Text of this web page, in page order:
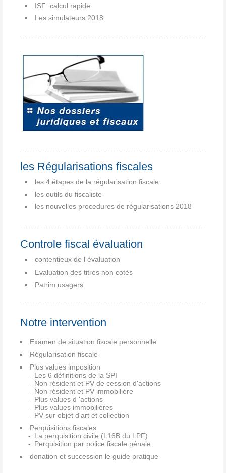
ISF :calcul rapide
Les simulateurs 2018
les Régularisations fiscales
les 4 étapes de la régularisation fiscale
les outils du fiscaliste
les nouvelles procedures de régularisations 2018
Controle fiscal évaluation
contentieux de l évaluation
Evaluation des titres non cotés
Patrim usagers
Notre intervention
Examen de situation fiscale personnelle
Régularisation fiscale
Plus values imposition
Les 6 définitions de la SPI
Non résident et PV de cession d'actions
Non résident et PV immobilière
Plus values d 'actions
Plus values immobilières
PV sur objet d'art et collection
Perquisitions fiscales
La perquisition civile (L16B du LPF)
Perquisition par police fiscale pénale
donation et succession le guide pratique